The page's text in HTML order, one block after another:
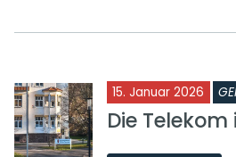
15. Januar 2026
Die